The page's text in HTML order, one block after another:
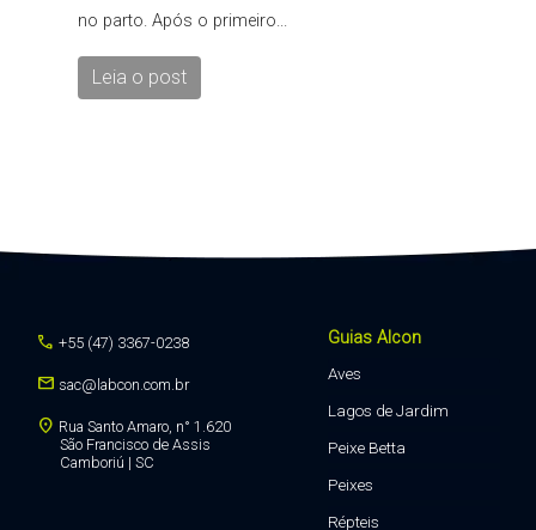
no parto. Após o primeiro...
Leia o post
call +55 (47) 3367-0238
mail sac@labcon.com.br
location_on Rua Santo Amaro, n° 1.620
São Francisco de Assis
Camboriú | SC
Guias Alcon
Aves
Lagos de Jardim
Peixe Betta
Peixes
Répteis